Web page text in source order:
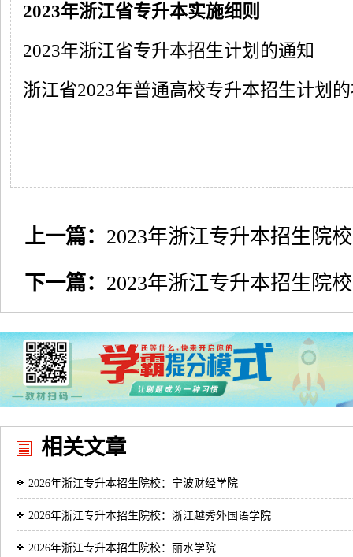
2023年浙江省专升本实施细则
2023年浙江省专升本招生计划的通知
浙江省2023年普通高校专升本招生计划
上一篇： 2023年浙江专升本招生院
下一篇： 2023年浙江专升本招生院
相关文章
2026年浙江专升本招生院校：宁波财经学院
2026年浙江专升本招生院校：浙江越秀外国语学院
2026年浙江专升本招生院校：丽水学院